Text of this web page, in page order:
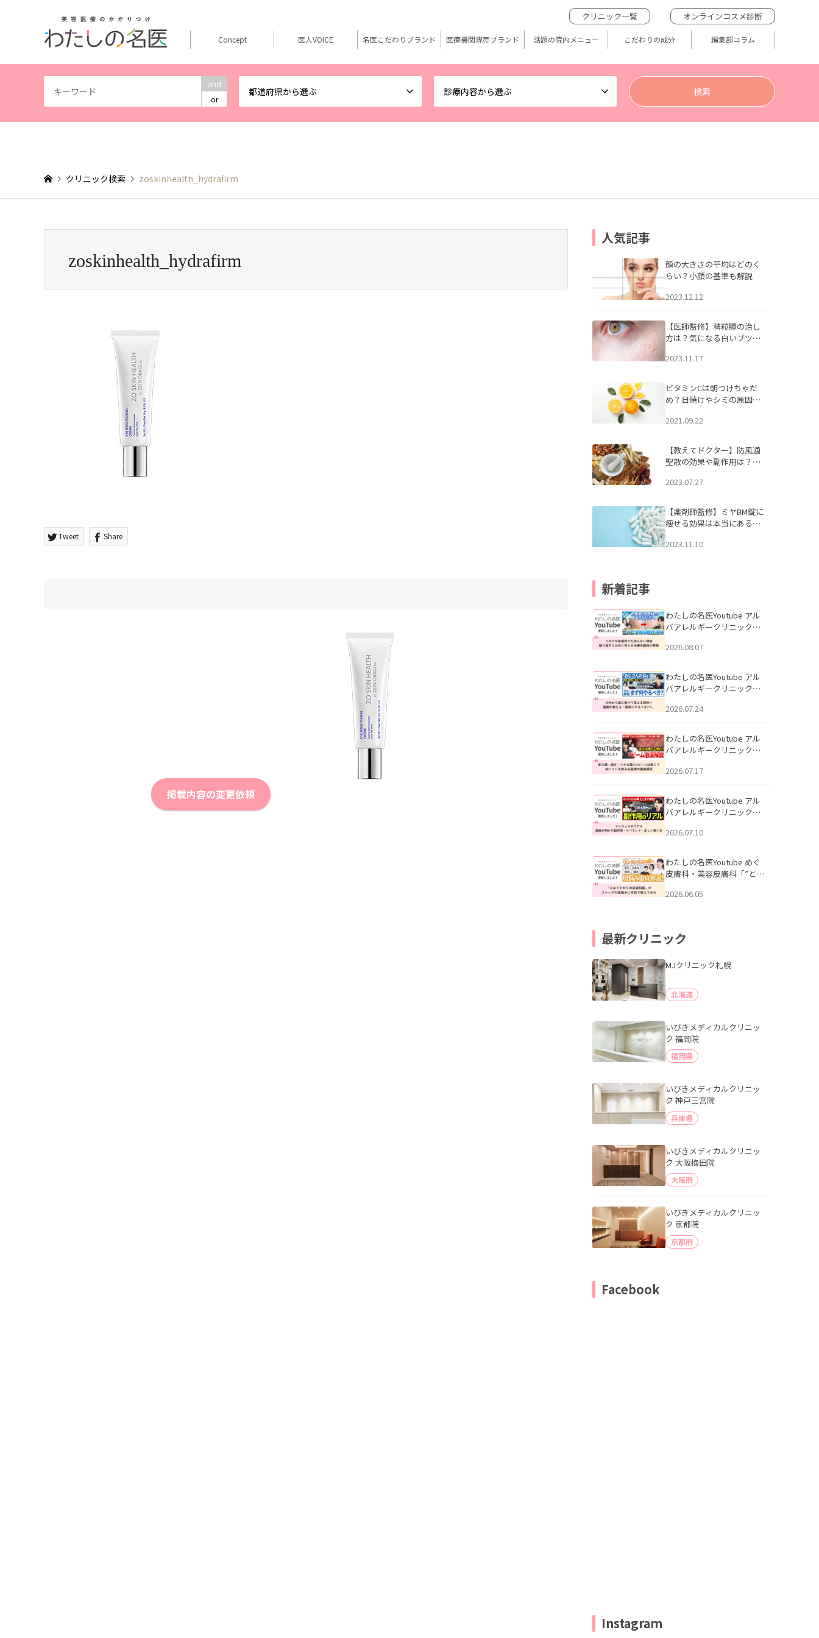
and
or
都道府県から選ぶ 診療内容から選ぶ
クリニック一覧 オンラインコスメ診断
Concept 医人VOICE 名医こだわりブランド 医療機関専売ブランド 話題の院内メニュー こだわりの成分 編集部コラム
クリニック検索 zoskinhealth_hydrafirm
zoskinhealth_hydrafirm
Tweet Share
掲載内容の変更依頼
人気記事
顔の大きさの平均はどのく
らい？小顔の基準も解説
2023.12.12
【医師監修】稗粒腫の治し
方は？気になる白いブツブ
アについて
2023.11.17
ビタミンCは朝つけちゃだ
め？日焼けやシミの原因に
2021.09.22
【教えてドクター】防風通
聖散の効果や副作用は？長
2023.07.27
【薬剤師監修】ミヤBM錠に
痩せる効果は本当にある
2023.11.10
新着記事
わたしの名医Youtube アル
バアレルギークリニック札
らない理由｜繰り返す人が
説」を公開いたしました。
2026.08.07
わたしの名医Youtube アル
バアレルギークリニック札
える男性へ｜医師が教える
公開いたしました。
2026.07.24
わたしの名医Youtube アル
バアレルギークリニック札
跡にVビームは効く？向いて
説」を公開いたしました。
2026.07.17
わたしの名医Youtube アル
バアレルギークリニック札
医師が明かす副作用・リバ
公開いたしました。
2026.07.10
わたしの名医Youtube めぐ
皮膚科・美容皮膚科「”とお
ッズの肌悩みに本気で答え
2026.06.05
最新クリニック
MJクリニック札幌
北海道
いびきメディカルクリニッ
ク 福岡院
福岡県
いびきメディカルクリニッ
ク 神戸三宮院
兵庫県
いびきメディカルクリニッ
ク 大阪梅田院
大阪府
いびきメディカルクリニッ
ク 京都院
京都府
Facebook
Instagram